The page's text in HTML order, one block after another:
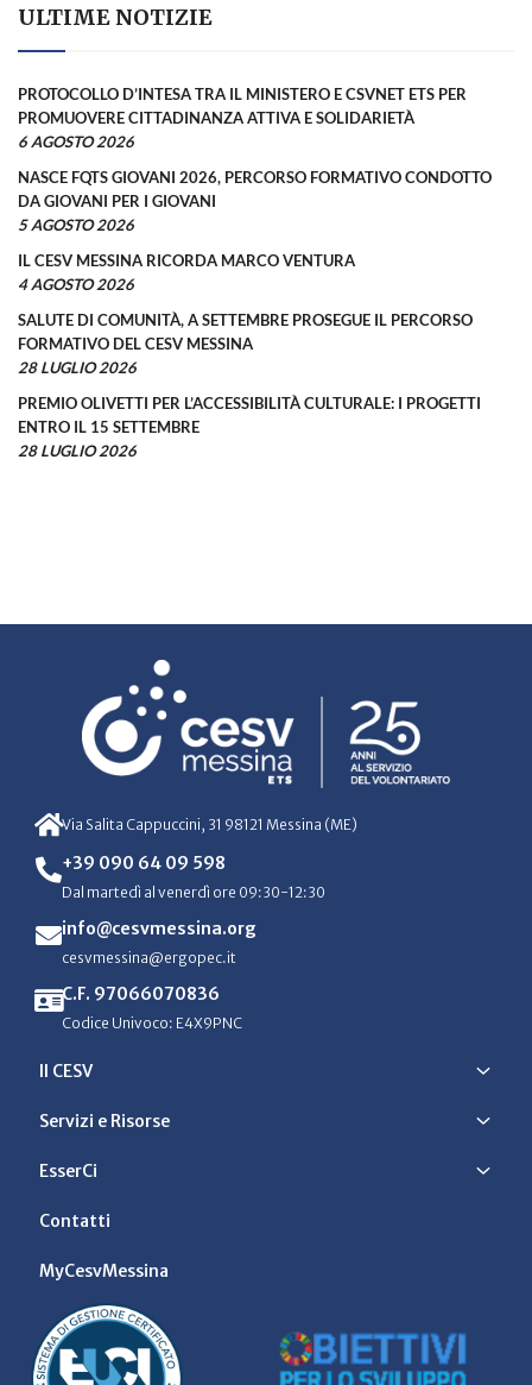
ULTIME NOTIZIE
PROTOCOLLO D’INTESA TRA IL MINISTERO E CSVNET ETS PER
PROMUOVERE CITTADINANZA ATTIVA E SOLIDARIETÀ
6 AGOSTO 2026
NASCE FQTS GIOVANI 2026, PERCORSO FORMATIVO CONDOTTO
DA GIOVANI PER I GIOVANI
5 AGOSTO 2026
IL CESV MESSINA RICORDA MARCO VENTURA
4 AGOSTO 2026
SALUTE DI COMUNITÀ, A SETTEMBRE PROSEGUE IL PERCORSO
FORMATIVO DEL CESV MESSINA
28 LUGLIO 2026
PREMIO OLIVETTI PER L’ACCESSIBILITÀ CULTURALE: I PROGETTI
ENTRO IL 15 SETTEMBRE
28 LUGLIO 2026
Via Salita Cappuccini, 31 98121 Messina (ME)
+39 090 64 09 598
Dal martedì al venerdì ore 09:30-12:30
info@cesvmessina.org
cesvmessina@ergopec.it
C.F. 97066070836
Codice Univoco: E4X9PNC
Il CESV
Servizi e Risorse
EsserCi
Contatti
MyCesvMessina